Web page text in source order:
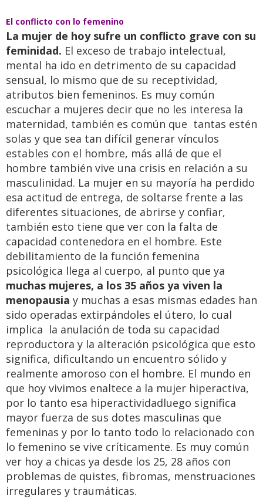
El conflicto con lo femenino
La mujer de hoy sufre un conflicto grave con su
feminidad. El exceso de trabajo intelectual,
mental ha ido en detrimento de su capacidad
sensual, lo mismo que de su receptividad,
atributos bien femeninos. Es muy común
escuchar a mujeres decir que no les interesa la
maternidad, también es común que tantas estén
solas y que sea tan difícil generar vínculos
estables con el hombre, más allá de que el
hombre también vive una crisis en relación a su
masculinidad. La mujer en su mayoría ha perdido
esa actitud de entrega, de soltarse frente a las
diferentes situaciones, de abrirse y confiar,
también esto tiene que ver con la falta de
capacidad contenedora en el hombre. Este
debilitamiento de la función femenina
psicológica llega al cuerpo, al punto que ya
muchas mujeres, a los 35 años ya viven la
menopausia y muchas a esas mismas edades han
sido operadas extirpándoles el útero, lo cual
implica la anulación de toda su capacidad
reproductora y la alteración psicológica que esto
significa, dificultando un encuentro sólido y
realmente amoroso con el hombre. El mundo en
que hoy vivimos enaltece a la mujer hiperactiva,
por lo tanto esa hiperactividadluego significa
mayor fuerza de sus dotes masculinas que
femeninas y por lo tanto todo lo relacionado con
lo femenino se vive críticamente. Es muy común
ver hoy a chicas ya desde los 25, 28 años con
problemas de quistes, fibromas, menstruaciones
irregulares y traumáticas.